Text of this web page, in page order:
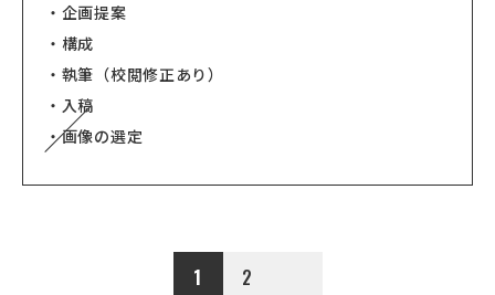
・企画提案
・構成
・執筆（校閲修正あり）
・入稿
・画像の選定
1 2